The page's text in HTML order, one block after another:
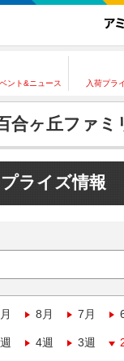
ント&ニュース 入荷プラ
合ヶ丘ファミ
ライズ情報
8月 7月
4週 3週